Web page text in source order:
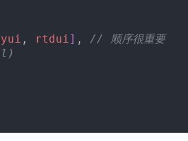
, rtdui] , // 顺序很重要